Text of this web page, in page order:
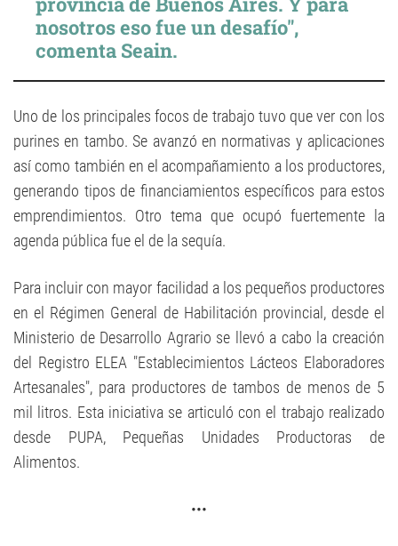
nosotros eso fue un desafío",
comenta Seain.
Uno de los principales focos de trabajo tuvo que ver con los
purines en tambo. Se avanzó en normativas y aplicaciones
así como también en el acompañamiento a los productores,
generando tipos de financiamientos específicos para estos
emprendimientos. Otro tema que ocupó fuertemente la
agenda pública fue el de la sequía.
Para incluir con mayor facilidad a los pequeños productores
en el Régimen General de Habilitación provincial, desde el
Ministerio de Desarrollo Agrario se llevó a cabo la creación
del Registro ELEA "Establecimientos Lácteos Elaboradores
Artesanales", para productores de tambos de menos de 5
mil litros. Esta iniciativa se articuló con el trabajo realizado
desde PUPA, Pequeñas Unidades Productoras de
Alimentos.
•••